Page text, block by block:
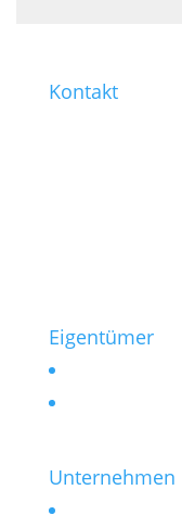
Kontakt
Eigentümer
Unternehmen